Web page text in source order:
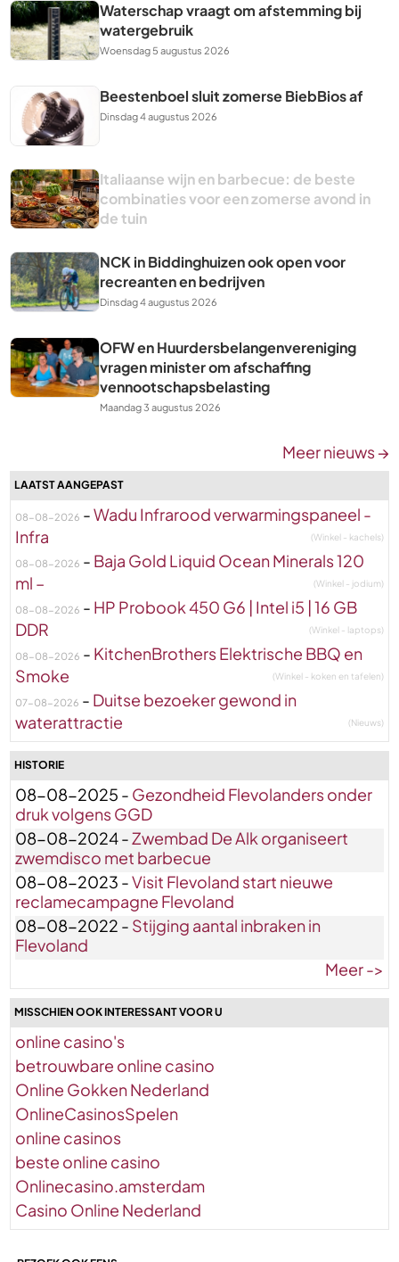
Waterschap vraagt om afstemming bij
watergebruik
Woensdag 5 augustus 2026
Beestenboel sluit zomerse BiebBios af
Dinsdag 4 augustus 2026
Italiaanse wijn en barbecue: de beste
combinaties voor een zomerse avond in
de tuin
NCK in Biddinghuizen ook open voor
recreanten en bedrijven
Dinsdag 4 augustus 2026
OFW en Huurdersbelangenvereniging
vragen minister om afschaffing
vennootschapsbelasting
Maandag 3 augustus 2026
Meer nieuws →
LAATST AANGEPAST
08-08-2026 -Wadu Infrarood verwarmingspaneel -
Infra
(Winkel - kachels)
08-08-2026 - Baja Gold Liquid Ocean Minerals 120
ml –
(Winkel - jodium)
08-08-2026 - HP Probook 450 G6 | Intel i5 | 16 GB
DDR
(Winkel - laptops)
08-08-2026 - KitchenBrothers Elektrische BBQ en
Smoke
(Winkel - koken en tafelen)
07-08-2026 - Duitse bezoeker gewond in
waterattractie
(Nieuws)
HISTORIE
08-08-2025 - Gezondheid Flevolanders onder
druk volgens GGD
08-08-2024 -Zwembad De Alk organiseert
zwemdisco met barbecue
08-08-2023 -Visit Flevoland start nieuwe
reclamecampagne Flevoland
08-08-2022 - Stijging aantal inbraken in
Flevoland
Meer ->
MISSCHIEN OOK INTERESSANT VOOR U
online casino's
betrouwbare online casino
Online Gokken Nederland
OnlineCasinosSpelen
online casinos
beste online casino
Onlinecasino.amsterdam
Casino Online Nederland